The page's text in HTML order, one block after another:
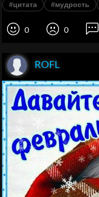
#цитата #мудрость
0 0
ROFL